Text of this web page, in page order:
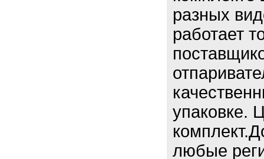
разных
работает
упаковке.
любые